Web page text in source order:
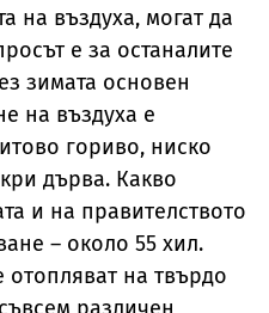
на въздуха, могат да
е за останалите
зимата основен
на въздуха е
гориво, ниско
дърва. Какво
и на правителството
– около 55 хил.
на твърдо